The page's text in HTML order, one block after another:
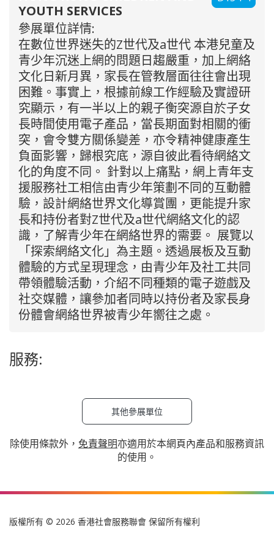
YOUTH SERVICES
參展單位詳情:
在數位世界迷失的Z世代及a世代 本港兒童及
青少年沉迷上網的問題日趨嚴重，加上網絡
文化日新月異，家長在管教層面往往會出現
困難。事實上，根據前線工作經驗及實證研
究顯示，有一半以上的親子衡突源自於子女
長時間使用電子產品，當長期面對相關的衝
突，會令雙方關係變差，亦令精神健康產生
負面影響，歸根究底，源自彼此看待網絡文
化的角度不同。 針對以上痛點，網上青年支
援服務社工相信由青少年策劃不同的互動體
驗，設計網絡世界文化導賞團，更能提升家
長和持份者對Z世代及a世代網絡文化的認
識，了解青少年在網絡世界的需要。 展覽以
「探索網絡文化」為主題。透過展板及互動
體驗的方式呈現理念，由青少年及社工共同
帶領體驗活動，介紹不同種類的電子遊戲及
社交媒體，讓參加者同時以持份者及家長身
份體會網絡世界被青少年嚮往之處。
服務:
其他參展單位
除使用條款外， 免責聲明亦適用於本網頁內產品和服務資訊
的使用。
版權所有 © 2026 香港社會服務聯會 保留所有權利